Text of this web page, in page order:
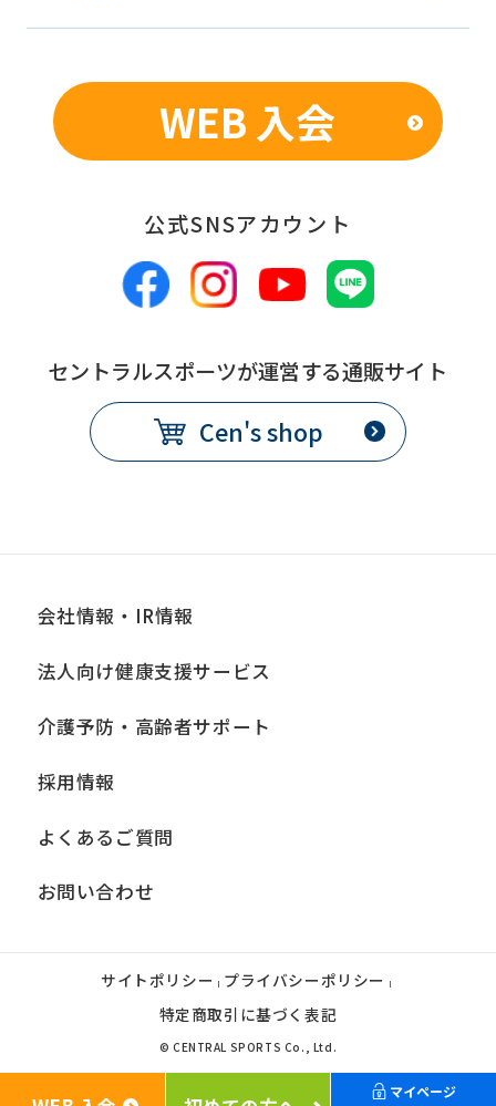
WEB 入会
公式SNSアカウント
セントラルスポーツが運営する通販サイト
Cen's shop
会社情報・IR情報
法人向け健康支援サービス
介護予防・高齢者サポート
採用情報
よくあるご質問
お問い合わせ
サイトポリシー | プライバシーポリシー |
特定商取引に基づく表記
© CENTRAL SPORTS Co., Ltd.
マイページ